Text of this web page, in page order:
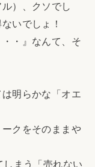
）、クソでし
ないでしょ！
・・』なんて、そ
明らかな「オエ
クをそのままや
しまう「売れない